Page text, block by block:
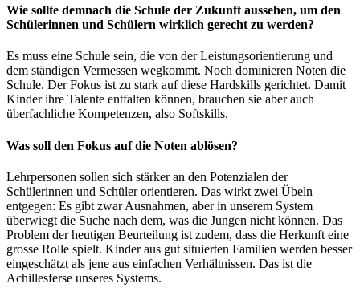
Wie sollte demnach die Schule der Zukunft aussehen, um den
Schülerinnen und Schülern wirklich gerecht zu werden?
Es muss eine Schule sein, die von der Leistungsorientierung und
dem ständigen Vermessen wegkommt. Noch dominieren Noten die
Schule. Der Fokus ist zu stark auf diese Hardskills gerichtet. Damit
Kinder ihre Talente entfalten können, brauchen sie aber auch
überfachliche Kompetenzen, also Softskills.
Was soll den Fokus auf die Noten ablösen?
Lehrpersonen sollen sich stärker an den Potenzialen der
Schülerinnen und Schüler orientieren. Das wirkt zwei Übeln
entgegen: Es gibt zwar Ausnahmen, aber in unserem System
überwiegt die Suche nach dem, was die Jungen nicht können. Das
Problem der heutigen Beurteilung ist zudem, dass die Herkunft eine
grosse Rolle spielt. Kinder aus gut situierten Familien werden besser
eingeschätzt als jene aus einfachen Verhältnissen. Das ist die
Achillesferse unseres Systems.